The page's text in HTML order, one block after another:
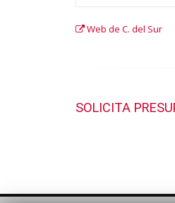
Web de C. del Sur
SOLICITA